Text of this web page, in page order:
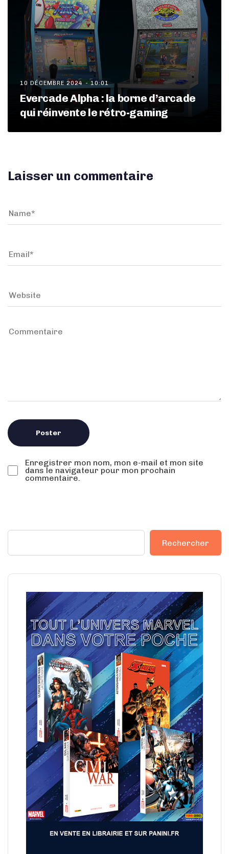
10 DÉCEMBRE 2024 - 10:01
Evercade Alpha : la borne d’arcade
qui réinvente le rétro-gaming
Laisser un commentaire
Enregistrer mon nom, mon e-mail et mon site
dans le navigateur pour mon prochain
commentaire.
Rechercher
Rechercher